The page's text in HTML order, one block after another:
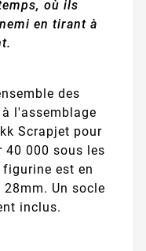
où ils
en tirant à
des
l'assemblage
Scrapjet pour
40 000 sous les
figurine est en
Un socle
inclus.